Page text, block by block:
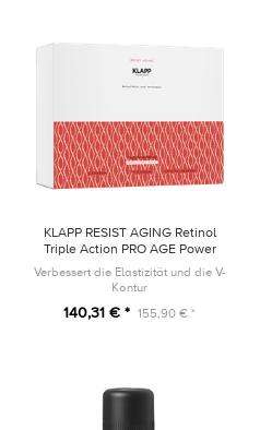
KLAPP RESIST AGING Retinol
Triple Action PRO AGE Power
Trio SET
Verbessert die Elastizität und die V-
Kontur
140,31 € * 155,90 € *